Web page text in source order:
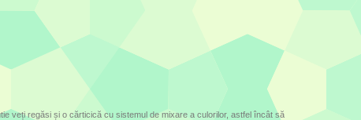
veți regăsi și o cărticică cu sistemul de mixare a culorilor, astfel încât să